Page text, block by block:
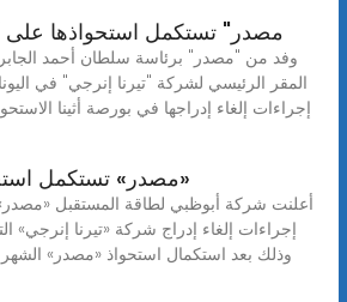
"مصدر" تستكمل استحواذها على
المقر الرئيسي لشركة "تيرنا إنرجي" في
إجراءات إلغاء إدراجها في بورصة أثينا
«مصدر» تستكمل استحواذ «تيرنا إنرجي»
إجراءات إلغاء إدراج شركة «تيرنا إنرجي»